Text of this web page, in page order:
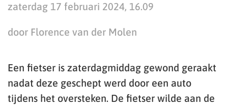
zaterdag 17 februari 2024, 16.09
door Florence van der Molen
Een fietser is zaterdagmiddag gewond geraakt
nadat deze geschept werd door een auto
tijdens het oversteken. De fietser wilde aan de